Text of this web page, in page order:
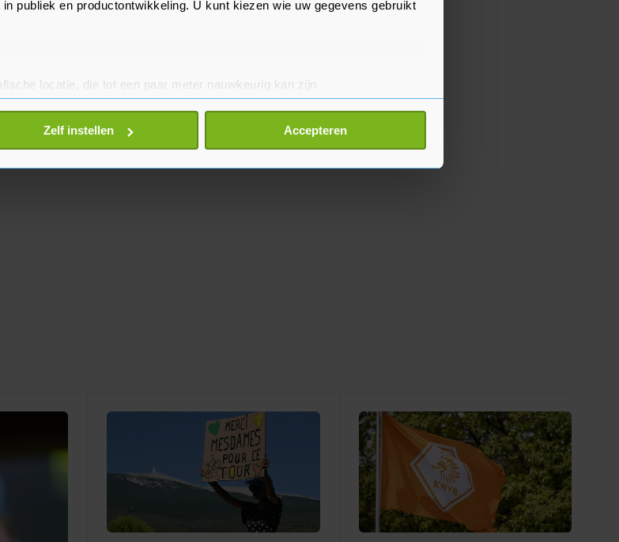
publiek en productontwikkeling. U kunt kiezen wie uw gegevens gebruikt
locatie, die tot een paar meter nauwkeurig kan zijn
te scannen op specifieke eigenschappen (fingerprinting)
worden verwerkt en stel uw voorkeuren in het
detailgedeelte
in de Cookieverklaring.
Zelf instellen Accepteren